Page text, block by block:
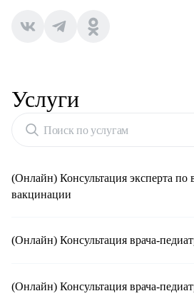
Услуги
Поиск по услугам
(Онлайн) Консультация эксперта по
вакцинации
(Онлайн) Консультация врача-
(Онлайн) Консультация врача-